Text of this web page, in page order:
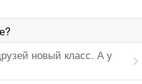
новый класс. А у